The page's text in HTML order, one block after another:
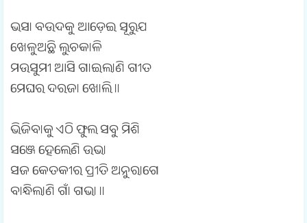
ଭସା ବଉଦକୁ ଆଡ଼େଇ ସୂରୁଯ
ଖେଳୁଅଛି ଲୁଚକାଳି
ମଉସୁମୀ ଆସି ଗାଇଲାଣି ଗୀତ
ମେଘର ଦରଜା ଖୋଲି ॥
ଭିଜିବାକୁ ଏଠି ଫୁଲ ସବୁ ମିଶି
ସଞ୍ଜେ ହେଲେଣି ଉଭା
ସଜ କେତକୀର ପ୍ରୀତି ଅନୁରାଗେ
ବାନ୍ଧିଲାଣି ଗାଁ ଗଭା ॥